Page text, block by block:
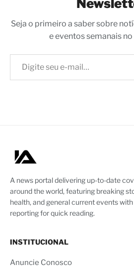
Seja o primeiro a saber sobre
e eventos semanais
Digite seu e-mail…
A news portal delivering up-to-date
around the world, featuring breaking
health, and general current events
reporting for quick reading.
INSTITUCIONAL
Anuncie Conosco